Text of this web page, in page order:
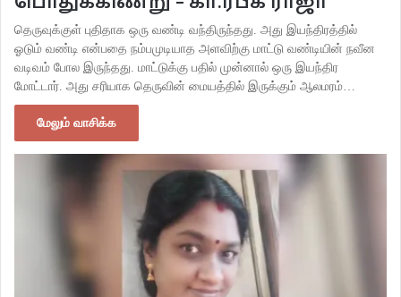
தெருவுக்குள் புதிதாக ஒரு வண்டி வந்திருந்தது. அது இயந்திரத்தில்
ஓடும் வண்டி என்பதை நம்பமுடியாத அளவிற்கு மாட்டு வண்டியின் நவீன
வடிவம் போல இருந்தது. மாட்டுக்கு பதில் முன்னால் ஒரு இயந்திர
மோட்டார். அது சரியாக தெருவின் மையத்தில் இருக்கும் ஆலமரம்…
மேலும் வாசிக்க